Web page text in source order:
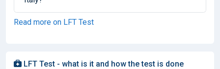
Read more on LFT Test
LFT Test - what is it and how the test is done